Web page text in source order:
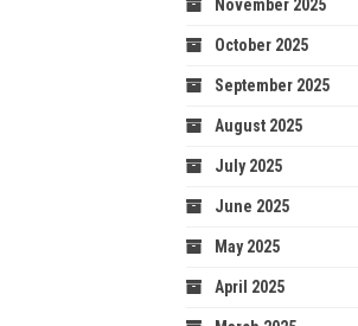
November 2025
October 2025
September 2025
August 2025
July 2025
June 2025
May 2025
April 2025